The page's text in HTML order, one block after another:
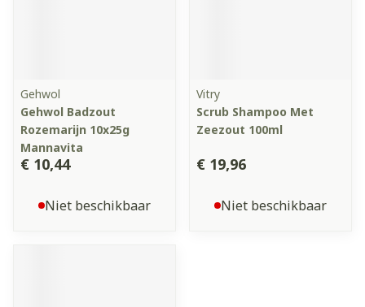
Gehwol
Gehwol Badzout
Rozemarijn 10x25g
Mannavita
€ 10,44
Niet beschikbaar
Vitry
Scrub Shampoo Met
Zeezout 100ml
€ 19,96
Niet beschikbaar